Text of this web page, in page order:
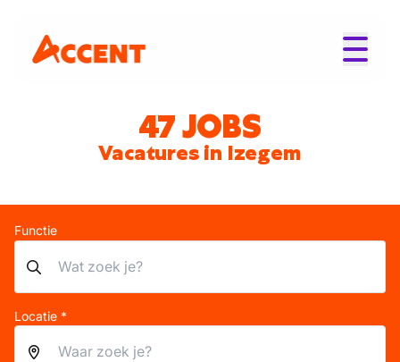
47 JOBS
Vacatures in Izegem
Functie
Locatie *